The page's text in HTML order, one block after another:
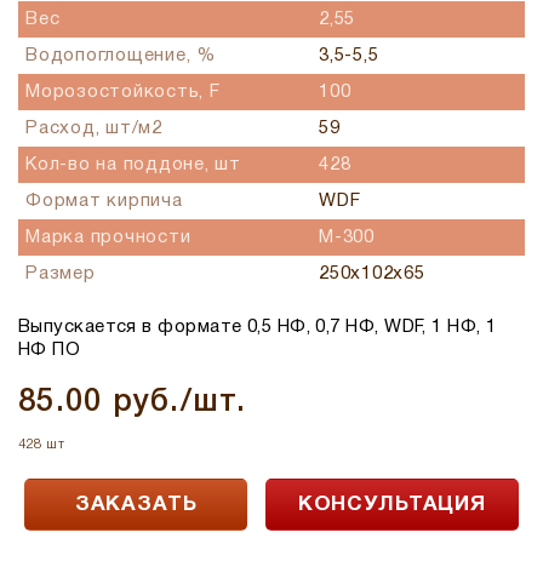
Вес 2,55
Водопоглощение, % 3,5-5,5
Морозостойкость, F 100
Расход, шт/м2 59
Кол-во на поддоне, шт 428
Формат кирпича WDF
Марка прочности М-300
Размер 250х102х65
Выпускается в формате 0,5 НФ, 0,7 НФ, WDF, 1 НФ, 1
НФ ПО
85.00 руб./шт.
428 шт
ЗАКАЗАТЬ КОНСУЛЬТАЦИЯ